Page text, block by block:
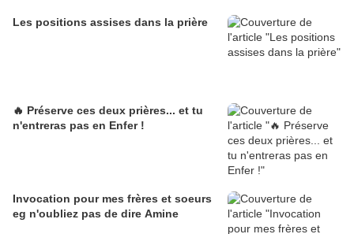
Les positions assises dans la prière
🔥 Préserve ces deux prières... et tu
n'entreras pas en Enfer !
Invocation pour mes frères et soeurs
eg n'oubliez pas de dire Amine